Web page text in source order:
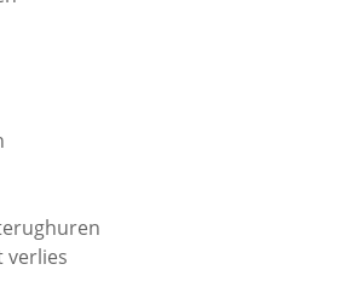
verlies